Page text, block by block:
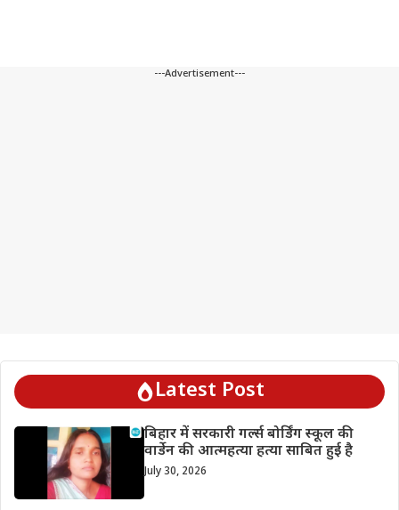
---Advertisement---
Latest Post
बिहार में सरकारी गर्ल्स बोर्डिंग स्कूल की
वार्डेन की आत्महत्या हत्या साबित हुई है
July 30, 2026